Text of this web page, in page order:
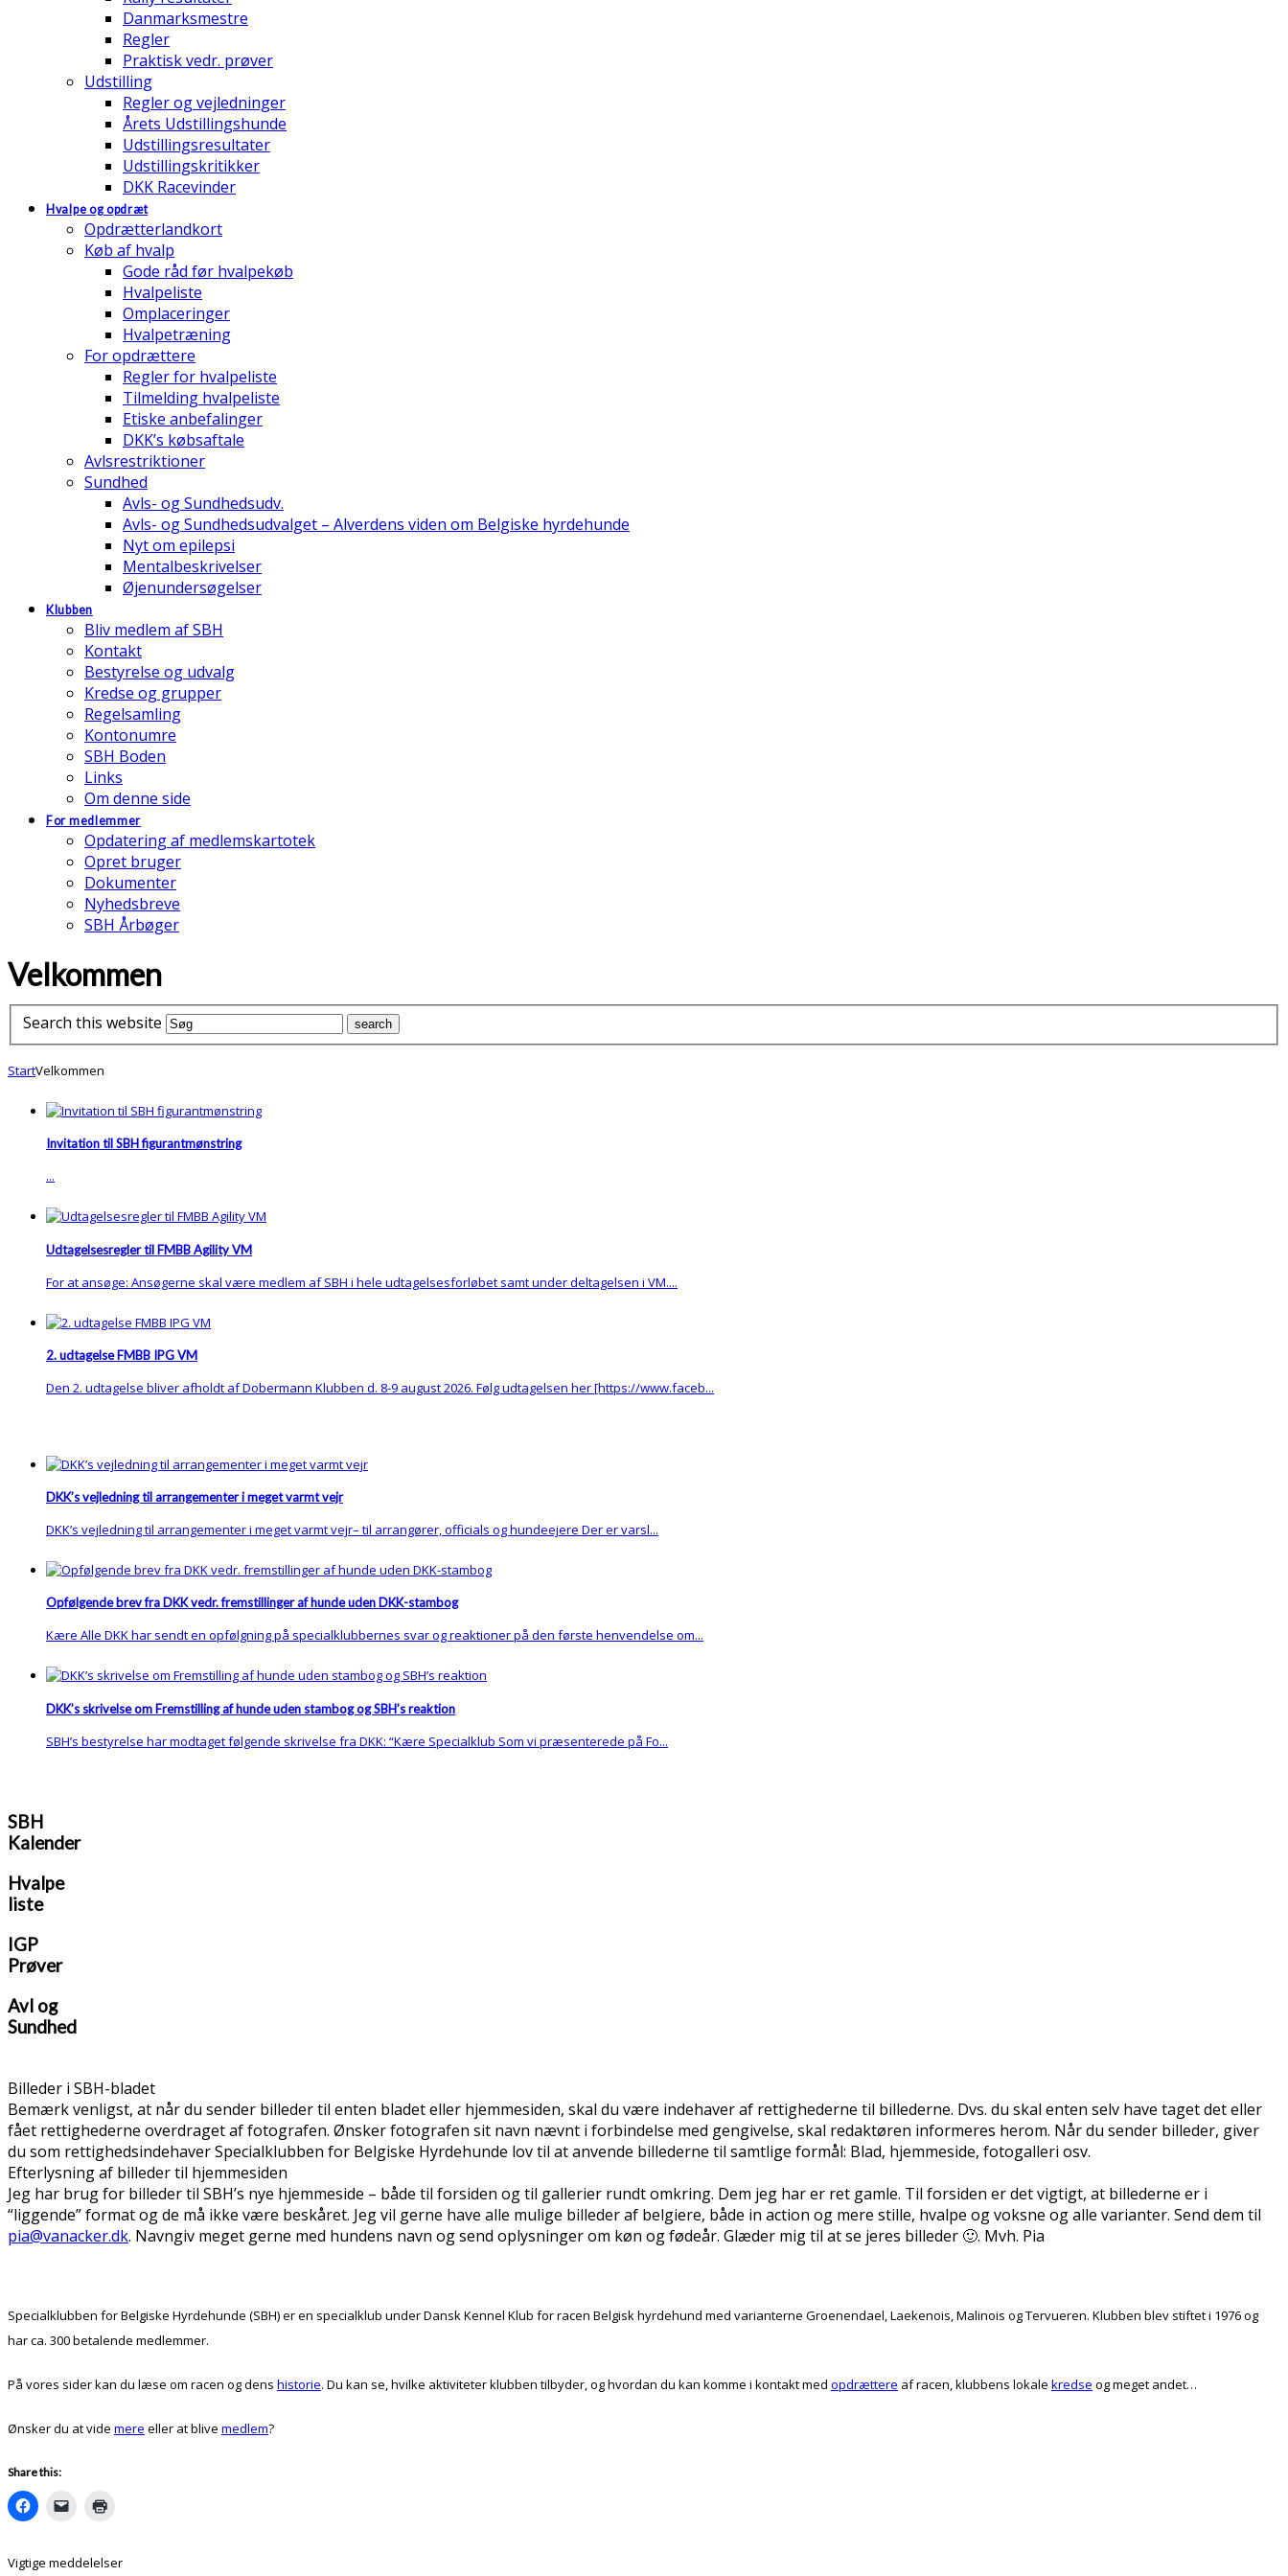
Danmarksmestre
Regler
Praktisk vedr. prøver
Udstilling
Regler og vejledninger
Årets Udstillingshunde
Udstillingsresultater
Udstillingskritikker
DKK Racevinder
Hvalpe og opdræt
Opdrætterlandkort
Køb af hvalp
Gode råd før hvalpekøb
Hvalpeliste
Omplaceringer
Hvalpetræning
For opdrættere
Regler for hvalpeliste
Tilmelding hvalpeliste
Etiske anbefalinger
DKK’s købsaftale
Avlsrestriktioner
Sundhed
Avls- og Sundhedsudv.
Avls- og Sundhedsudvalget – Alverdens viden om Belgiske hyrdehunde
Nyt om epilepsi
Mentalbeskrivelser
Øjenundersøgelser
Klubben
Bliv medlem af SBH
Kontakt
Bestyrelse og udvalg
Kredse og grupper
Regelsamling
Kontonumre
SBH Boden
Links
Om denne side
For medlemmer
Opdatering af medlemskartotek
Opret bruger
Dokumenter
Nyhedsbreve
SBH Årbøger
Velkommen
Search this website
StartVelkommen
Invitation til SBH figurantmønstring
...
Udtagelsesregler til FMBB Agility VM
For at ansøge: Ansøgerne skal være medlem af SBH i hele udtagelsesforløbet samt under deltagelsen i VM....
2. udtagelse FMBB IPG VM
Den 2. udtagelse bliver afholdt af Dobermann Klubben d. 8-9 august 2026. Følg udtagelsen her [https://www.faceb...
DKK’s vejledning til arrangementer i meget varmt vejr
DKK’s vejledning til arrangementer i meget varmt vejr– til arrangører, officials og hundeejere Der er varsl...
Opfølgende brev fra DKK vedr. fremstillinger af hunde uden DKK-stambog
Kære Alle DKK har sendt en opfølgning på specialklubbernes svar og reaktioner på den første henvendelse om...
DKK’s skrivelse om Fremstilling af hunde uden stambog og SBH’s reaktion
SBH’s bestyrelse har modtaget følgende skrivelse fra DKK: “Kære Specialklub Som vi præsenterede på Fo...
SBH
Kalender
Hvalpe
liste
IGP
Prøver
Avl og
Sundhed
Billeder i SBH-bladet
Bemærk venligst, at når du sender billeder til enten bladet eller hjemmesiden, skal du være indehaver af rettighederne til billederne. Dvs. du skal enten selv have taget det eller
fået rettighederne overdraget af fotografen. Ønsker fotografen sit navn nævnt i forbindelse med gengivelse, skal redaktøren informeres herom. Når du sender billeder, giver
du som rettighedsindehaver Specialklubben for Belgiske Hyrdehunde lov til at anvende billederne til samtlige formål: Blad, hjemmeside, fotogalleri osv.
Efterlysning af billeder til hjemmesiden
Jeg har brug for billeder til SBH’s nye hjemmeside – både til forsiden og til gallerier rundt omkring. Dem jeg har er ret gamle. Til forsiden er det vigtigt, at billederne er i
“liggende” format og de må ikke være beskåret. Jeg vil gerne have alle mulige billeder af belgiere, både in action og mere stille, hvalpe og voksne og alle varianter. Send dem til
pia@vanacker.dk. Navngiv meget gerne med hundens navn og send oplysninger om køn og fødeår. Glæder mig til at se jeres billeder 🙂. Mvh. Pia
Specialklubben for Belgiske Hyrdehunde (SBH) er en specialklub under Dansk Kennel Klub for racen Belgisk hyrdehund med varianterne Groenendael, Laekenois, Malinois og Tervueren. Klubben blev stiftet i 1976 og
har ca. 300 betalende medlemmer.
På vores sider kan du læse om racen og dens historie. Du kan se, hvilke aktiviteter klubben tilbyder, og hvordan du kan komme i kontakt med opdrættere af racen, klubbens lokale kredse og meget andet…
Ønsker du at vide mere eller at blive medlem?
Share this:
Vigtige meddelelser